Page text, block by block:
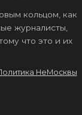
кольцом, как
журналисты,
что это и их
НеМосквы